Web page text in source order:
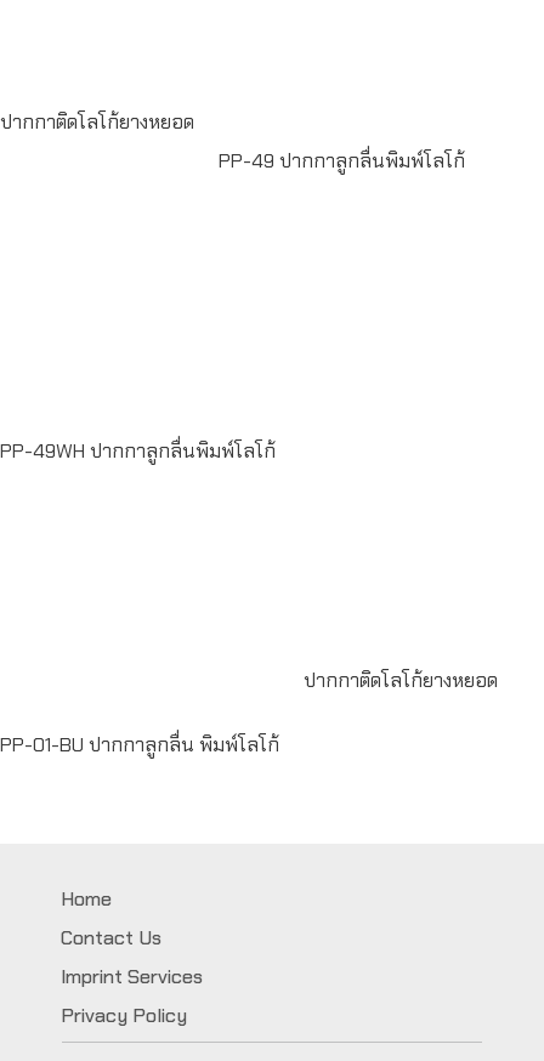
ปากกาติดโลโก้ยางหยอด
PP-49 ปากกาลูกลื่นพิมพ์โลโก้
PP-49WH ปากกาลูกลื่นพิมพ์โลโก้
PP-01-BU ปากกาลูกลื่น พิมพ์โลโก้
ปากกาติดโลโก้ยางหยอด
Home
Contact Us
Imprint Services
Privacy Policy